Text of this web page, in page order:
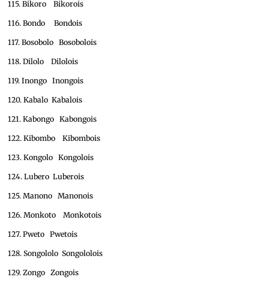
115. Bikoro Bikorois
116. Bondo Bondois
117. Bosobolo Bosobolois
118. Dilolo Dilolois
119. Inongo Inongois
120. Kabalo Kabalois
121. Kabongo Kabongois
122. Kibombo Kibombois
123. Kongolo Kongolois
124. Lubero Luberois
125. Manono Manonois
126. Monkoto Monkotois
127. Pweto Pwetois
128. Songololo Songololois
129. Zongo Zongois